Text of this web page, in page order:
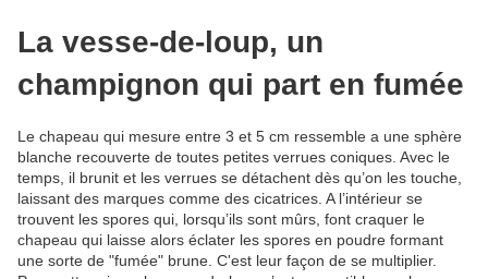
La vesse-de-loup, un
champignon qui part en fumée
Le chapeau qui mesure entre 3 et 5 cm ressemble a une sphère
blanche recouverte de toutes petites verrues coniques. Avec le
temps, il brunit et les verrues se détachent dès qu’on les touche,
laissant des marques comme des cicatrices. A l’intérieur se
trouvent les spores qui, lorsqu’ils sont mûrs, font craquer le
chapeau qui laisse alors éclater les spores en poudre formant
une sorte de "fumée" brune. C'est leur façon de se multiplier.